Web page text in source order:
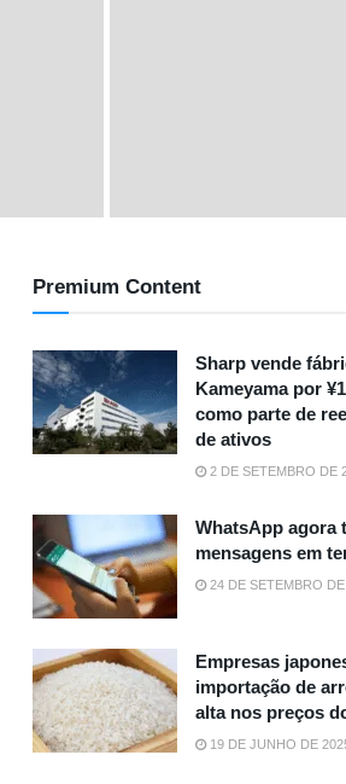
Premium Content
Sharp vende
Kameyama por
como parte de
de ativos
2 DE SETEMBRO DE
WhatsApp agora
mensagens em
24 DE SETEMBRO
Empresas
importação de
alta nos preços
19 DE JUNHO DE